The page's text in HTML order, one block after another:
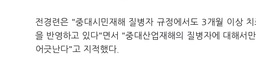
전경련은 "중대시민재해 질병자 규정에서도 3개월 이상
을 반영하고 있다"면서 "중대산업재해의 질병자에 대해서
어긋난다"고 지적했다.